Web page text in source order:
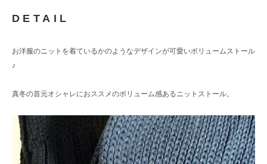
DETAIL
お洋服のニットを着ているかのようなデザインが可愛いボリュームストール
♪
真冬の首元オシャレにおススメのボリューム感あるニットストール。